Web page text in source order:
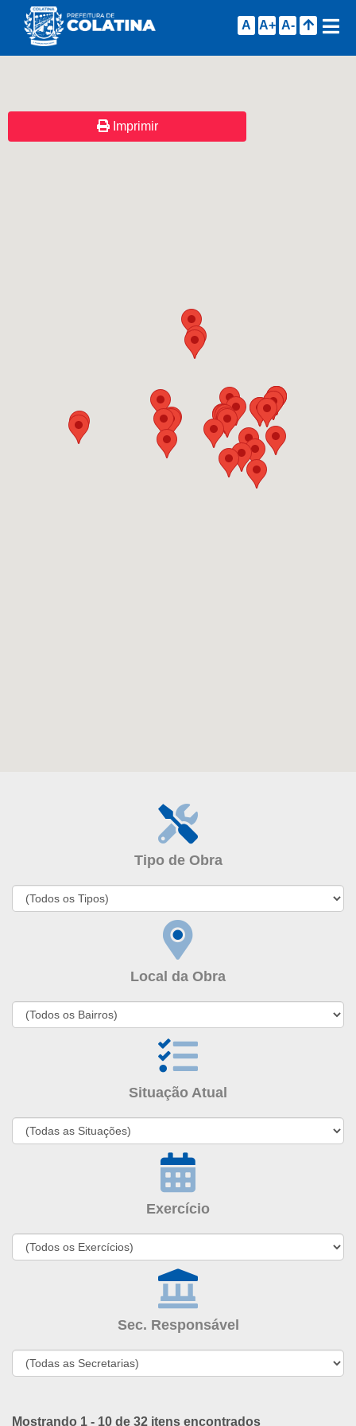
A A+ A-
Imprimir
Tipo de Obra
Local da Obra
Situação Atual
Exercício
Sec. Responsável
Mostrando 1 - 10 de 32 itens encontrados